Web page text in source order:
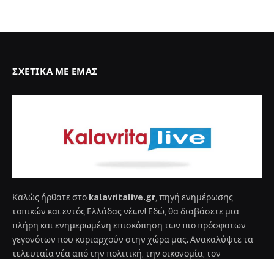
ΣΧΕΤΙΚΆ ΜΕ ΕΜΆΣ
Καλώς ήρθατε στο kalavritalive.gr , πηγή ενημέρωσης
τοπικών και εντός Ελλάδας νέων! Εδώ, θα διαβάσετε μια
πλήρη και ενημερωμένη επισκόπηση των πιο πρόσφατων
γεγονότων που κυριαρχούν στην χώρα μας. Ανακαλύψτε τα
τελευταία νέα από την πολιτική, την οικονομία, τον